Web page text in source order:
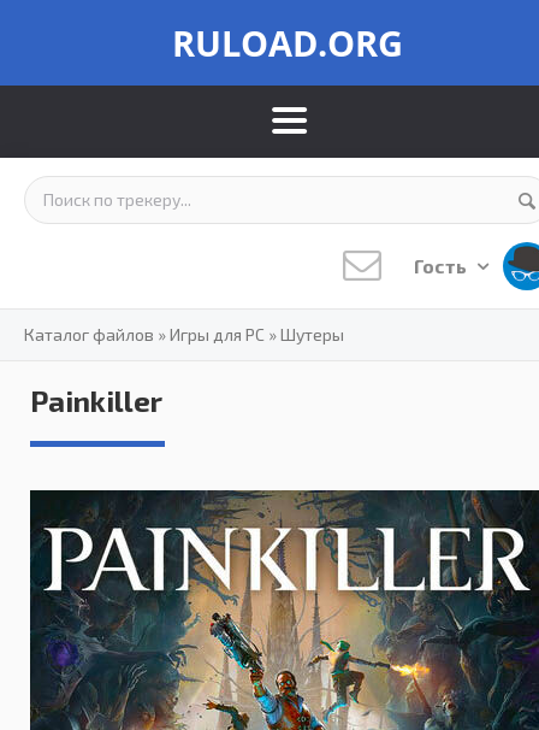
RULOAD.ORG
Гость
Каталог файлов »Игры для PC »Шутеры
Painkiller